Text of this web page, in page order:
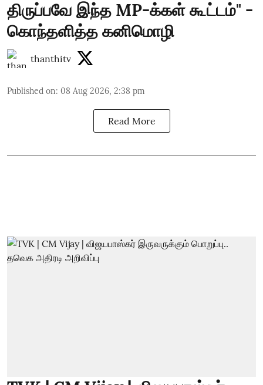
திருப்பவே இந்த MP-க்கள் கூட்டம்" -
கொந்தளித்த கனிமொழி
thanthitv
Published on: 08 Aug 2026, 2:38 pm
Read More